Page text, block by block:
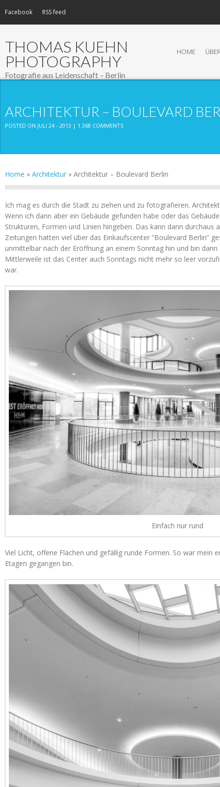
Facebook RSS feed
THOMAS KUEHN
PHOTOGRAPHY
Fotografie aus Leidenschaft – Berlin
HOME
ARCHITEKTUR – BOULEVARD
POSTED ON JULI 24 - 2013 | 1.368 COMMENTS
Home » Architektur » Architektur – Boulevard Berlin
Ich mag es durch die Stadt zu ziehen und zu fotografieren.
Wenn ich dann aber ein Gebäude gefunden habe oder das
Strukturen, Formen und Linien hingeben. Das kann dann durchaus
Zeitungen hatten viel über das Einkaufscenter “Boulevard Berlin”
unmittelbar nach der Eröffnung an einem Sonntag hin und bin
Mittlerweile ist das Center auch Sonntags nicht mehr so leer
war.
Einfach nur rund
Viel Licht, offene Flächen und gefällig runde Formen. So war mein
Etagen gegangen bin.